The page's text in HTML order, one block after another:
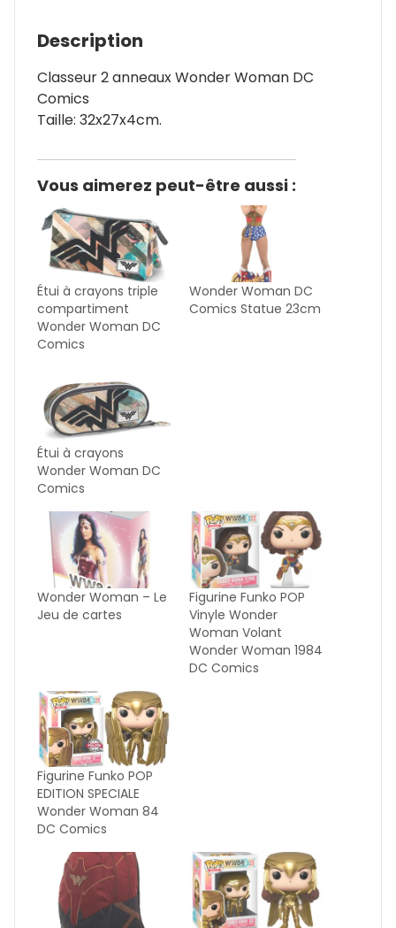
Description
Classeur 2 anneaux Wonder Woman DC
Comics
Taille: 32x27x4cm.
Vous aimerez peut-être aussi :
Étui à crayons triple
compartiment
Wonder Woman DC
Comics
Wonder Woman DC
Comics Statue 23cm
Étui à crayons
Wonder Woman DC
Comics
Wonder Woman – Le
Jeu de cartes
Figurine Funko POP
Vinyle Wonder
Woman Volant
Wonder Woman 1984
DC Comics
Figurine Funko POP
EDITION SPECIALE
Wonder Woman 84
DC Comics